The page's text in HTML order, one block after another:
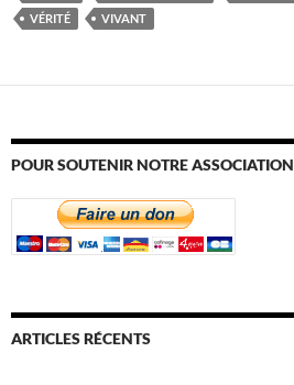
VÉRITÉ
VIVANT
POUR SOUTENIR NOTRE ASSOCIATION
ARTICLES RÉCENTS